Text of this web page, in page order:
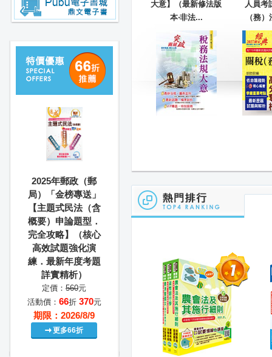
2025年郵政（郵
局）「金榜專送」
【主題式民法（含
概要）申論題型．
完全攻略】（核心
高效試題強化演
練．最新年度考題
詳實精析）
定價： 560元
活動價： 66折 370元
期限：2026/8/9
更多66折
－國文、法學
識與英...
同科目－國文、法學
知識與英...
大意】（最新修法版
本‧非法...
人員考
（務